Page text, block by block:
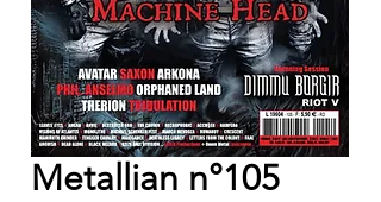
Metallian n°105